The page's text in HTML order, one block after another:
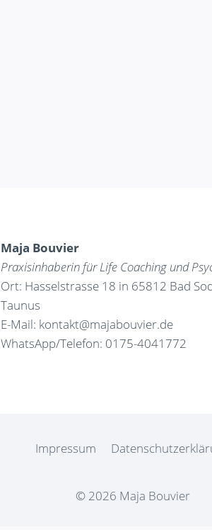
Maja Bouvier
Praxisinhaberin für Life Coaching und
Ort: Hasselstrasse 18 in 65812 Bad
Taunus
E-Mail: kontakt@majabouvier.de
WhatsApp/Telefon: 0175-4041772
Impressum
© 2026 Maja Bouvier